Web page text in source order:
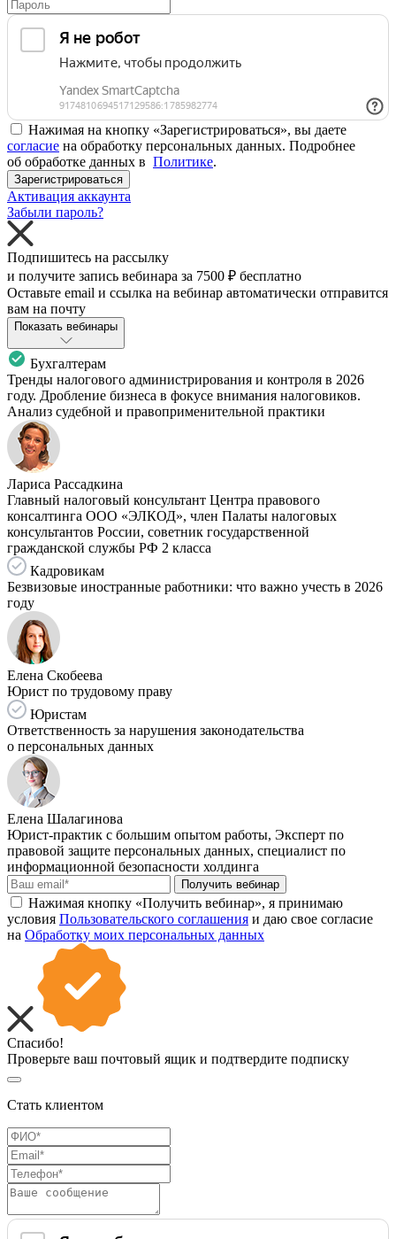
Нажимая на кнопку «Зарегистрироваться», вы даете
согласие на обработку персональных данных. Подробнее
об обработке данных в Политике.
Зарегистрироваться
Активация аккаунта
Забыли пароль?
Подпишитесь на рассылку
и получите запись вебинара за 7500 ₽ бесплатно
Оставьте email и ссылка на вебинар автоматически отправится
вам на почту
Показать вебинары
Бухгалтерам
Тренды налогового администрирования и контроля в 2026
году. Дробление бизнеса в фокусе внимания налоговиков.
Анализ судебной и правоприменительной практики
Лариса Рассадкина
Главный налоговый консультант Центра правового
консалтинга ООО «ЭЛКОД», член Палаты налоговых
консультантов России, советник государственной
гражданской службы РФ 2 класса
Кадровикам
Безвизовые иностранные работники: что важно учесть в 2026
году
Елена Скобеева
Юрист по трудовому праву
Юристам
Ответственность за нарушения законодательства
о персональных данных
Елена Шалагинова
Юрист-практик с большим опытом работы, Эксперт по
правовой защите персональных данных, специалист по
информационной безопасности холдинга
Получить вебинар
Нажимая кнопку «Получить вебинар», я принимаю
условия Пользовательского соглашения и даю свое согласие
на Обработку моих персональных данных
Спасибо!
Проверьте ваш почтовый ящик и подтвердите подписку
Стать клиентом